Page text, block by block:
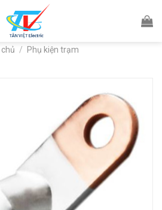
/ Phụ kiện trạm